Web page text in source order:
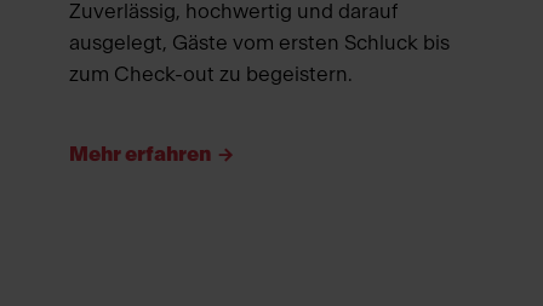
Zuverlässig, hochwertig und darauf
ausgelegt, Gäste vom ersten Schluck bis
zum Check-out zu begeistern.
Mehr erfahren